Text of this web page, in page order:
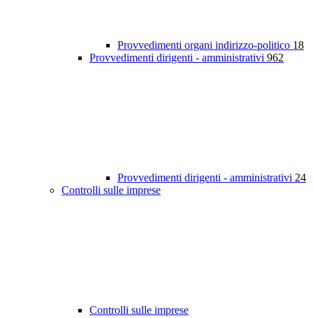
Provvedimenti organi indirizzo-politico 18
Provvedimenti dirigenti - amministrativi 962
Provvedimenti dirigenti - amministrativi 24
Controlli sulle imprese
Controlli sulle imprese